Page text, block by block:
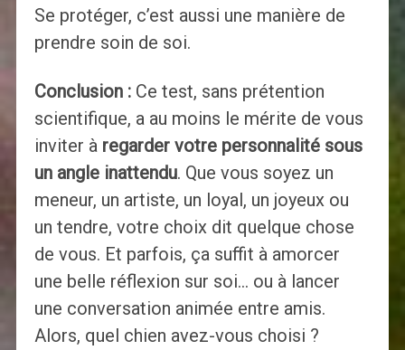
Se protéger, c’est aussi une manière de
prendre soin de soi.
Conclusion :Ce test, sans prétention
scientifique, a au moins le mérite de vous
inviter à regarder votre personnalité sous
un angle inattendu. Que vous soyez un
meneur, un artiste, un loyal, un joyeux ou
un tendre, votre choix dit quelque chose
de vous. Et parfois, ça suffit à amorcer
une belle réflexion sur soi… ou à lancer
une conversation animée entre amis.
Alors, quel chien avez-vous choisi ?